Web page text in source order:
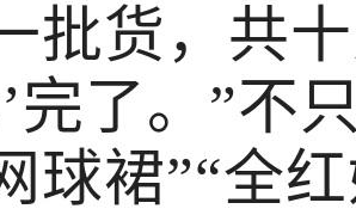
批货，共
完了。”不
球裙”“全